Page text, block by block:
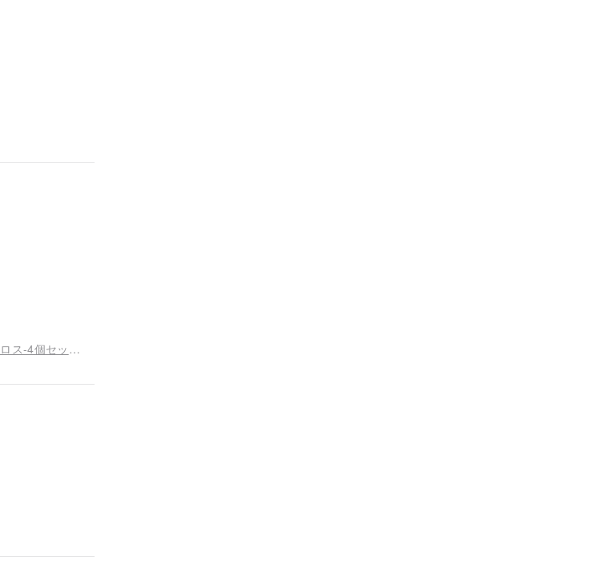
水彩ヒーリングネガティブグラスクロス/ワイピングクロス/ユニバーサルクロス-4個セット（セットB）